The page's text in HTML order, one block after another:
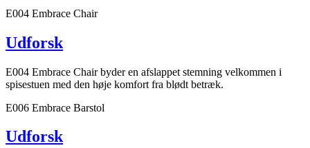
E004 Embrace Chair
Udforsk
E004 Embrace Chair byder en afslappet stemning velkommen i
spisestuen med den høje komfort fra blødt betræk.
E006 Embrace Barstol
Udforsk